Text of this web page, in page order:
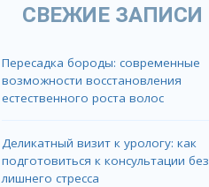
СВЕЖИЕ ЗАПИСИ
Пересадка бороды: современные
возможности восстановления
естественного роста волос
Деликатный визит к урологу: как
подготовиться к консультации без
лишнего стресса